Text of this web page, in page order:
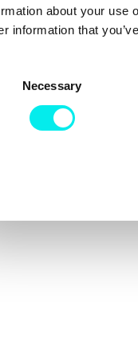
about your use
information that
NecessaryIhre
im Podcast
und Strateg.